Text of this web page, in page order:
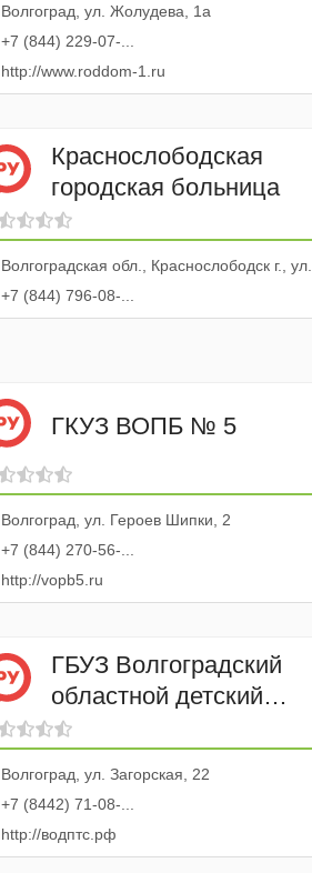
Волгоград, ул. Жолудева, 1а
+7 (844) 229-07-...
http://www.roddom-1.ru
Краснослободская
городская больница
Волгоградская обл., Краснослободск г., ул. Московская, 2
+7 (844) 796-08-...
ГКУЗ ВОПБ № 5
Волгоград, ул. Героев Шипки, 2
+7 (844) 270-56-...
http://vopb5.ru
ГБУЗ Волгоградский
областной детский
противотуберкулезный
санаторий № 3 г.
Волгограда
Волгоград, ул. Загорская, 22
+7 (8442) 71-08-...
http://водптс.рф